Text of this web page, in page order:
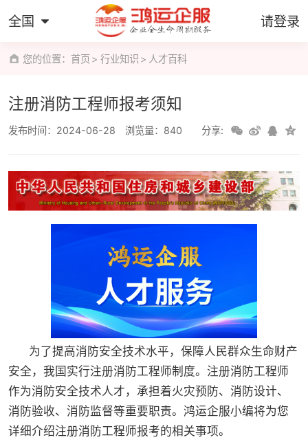
全国 请登录
您的位置：首页 行业知识 人才百科
注册消防工程师报考须知
发布时间：2024-06-28 浏览量：840 分享:
为了提高消防安全技术水平，保障人民群众生命财产
安全，我国实行注册消防工程师制度。注册消防工程师
作为消防安全技术人才，承担着火灾预防、消防设计、
消防验收、消防监督等重要职责。鸿运企服小编将为您
详细介绍注册消防工程师报考的相关事项。